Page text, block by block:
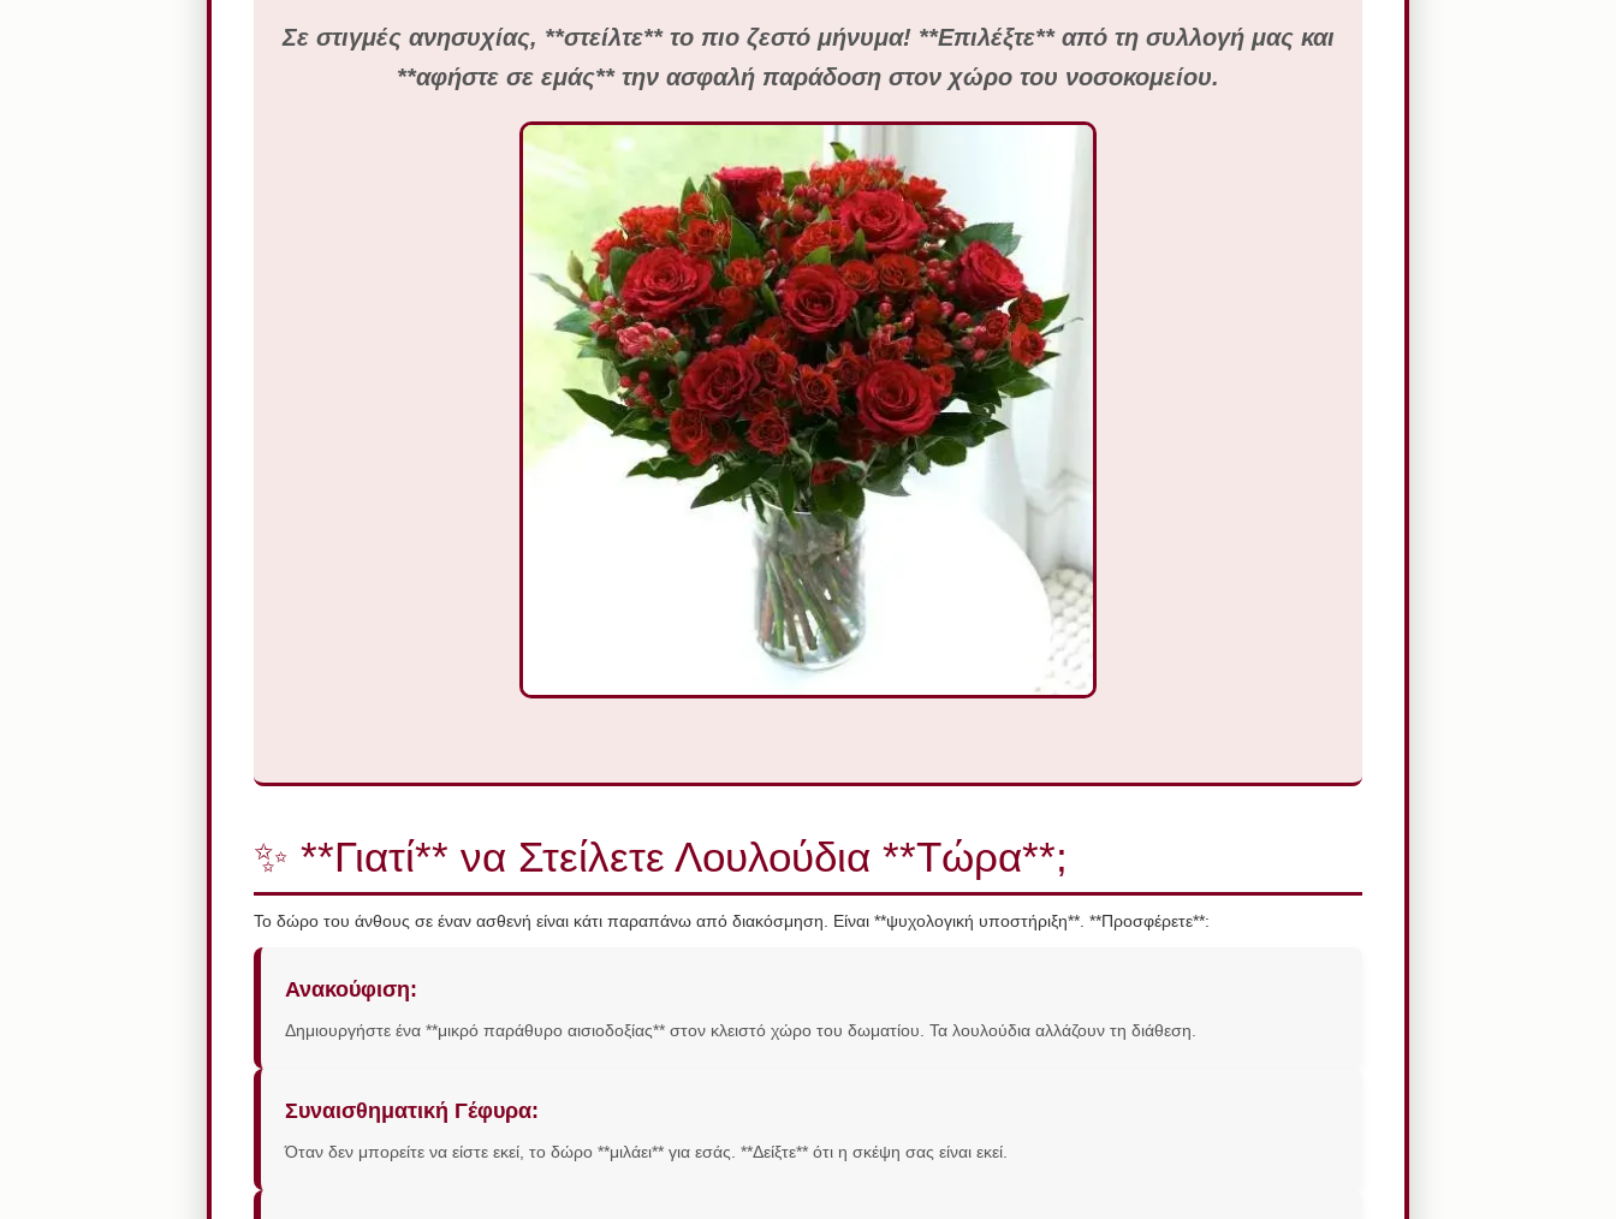
Σε στιγμές ανησυχίας, **στείλτε** το πιο ζεστό μήνυμα! **Επιλέξτε** από τη συλλογή μας και
**αφήστε σε εμάς** την ασφαλή παράδοση στον χώρο του νοσοκομείου.
✨ **Γιατί** να Στείλετε Λουλούδια **Τώρα**;
Το δώρο του άνθους σε έναν ασθενή είναι κάτι παραπάνω από διακόσμηση. Είναι **ψυχολογική υποστήριξη**. **Προσφέρετε**:
Ανακούφιση:
Δημιουργήστε ένα **μικρό παράθυρο αισιοδοξίας** στον κλειστό χώρο του δωματίου. Τα λουλούδια αλλάζουν τη διάθεση.
Συναισθηματική Γέφυρα:
Όταν δεν μπορείτε να είστε εκεί, το δώρο **μιλάει** για εσάς. **Δείξτε** ότι η σκέψη σας είναι εκεί.